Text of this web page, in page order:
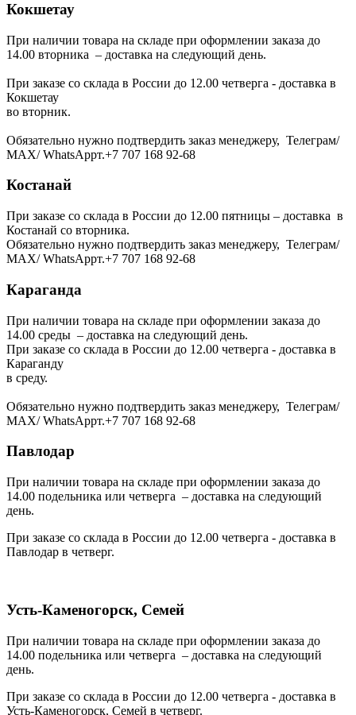
Кокшетау
При наличии товара на складе при оформлении заказа до
14.00 вторника – доставка на следующий день.
При заказе со склада в России до 12.00 четверга - доставка в
Кокшетау
во вторник.
Обязательно нужно подтвердить заказ менеджеру, Телеграм/
МАХ/ WhatsAppт.+7 707 168 92-68
Костанай
При заказе со склада в России до 12.00 пятницы – доставка в
Костанай со вторника.
Обязательно нужно подтвердить заказ менеджеру, Телеграм/
МАХ/ WhatsAppт.+7 707 168 92-68
Караганда
При наличии товара на складе при оформлении заказа до
14.00 среды – доставка на следующий день.
При заказе со склада в России до 12.00 четверга - доставка в
Караганду
в среду.
Обязательно нужно подтвердить заказ менеджеру, Телеграм/
МАХ/ WhatsAppт.+7 707 168 92-68
Павлодар
При наличии товара на складе при оформлении заказа до
14.00 подельника или четверга – доставка на следующий
день.
При заказе со склада в России до 12.00 четверга - доставка в
Павлодар в четверг.
Усть-Каменогорск, Семей
При наличии товара на складе при оформлении заказа до
14.00 подельника или четверга – доставка на следующий
день.
При заказе со склада в России до 12.00 четверга - доставка в
Усть-Каменогорск, Семей в четверг.